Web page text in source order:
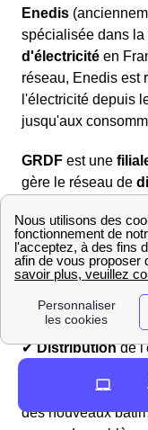
Enedis
spécialisée dans
d'électricité en
réseau, Enedis est
l'électricité depuis
jusqu'aux
GRDF est une
gère le réseau de
partir des points
foyers et
Voici les
leurs réseaux
✔Distributionde
en service,
des nouveaux